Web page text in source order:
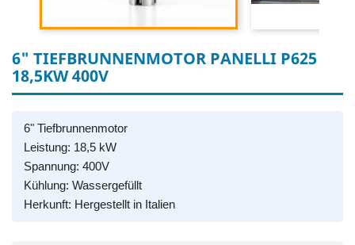
6" TIEFBRUNNENMOTOR PANELLI P625
18,5KW 400V
6" Tiefbrunnenmotor
Leistung: 18,5 kW
Spannung: 400V
Kühlung: Wassergefüllt
Herkunft: Hergestellt in Italien